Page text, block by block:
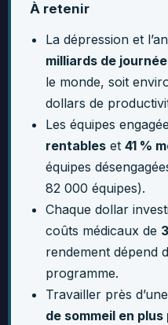
À retenir
La dépression et
milliards de
le monde, soit
dollars de
Les équipes
rentables et 41 %
équipes
82 000 équipes).
Chaque dollar
coûts médicaux de
rendement dépend
programme.
Travailler près
de sommeil en